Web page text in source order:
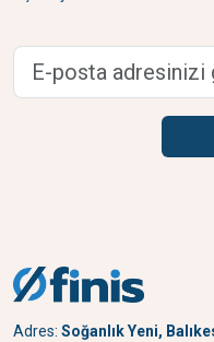
Adres: Soğanlık Yeni,